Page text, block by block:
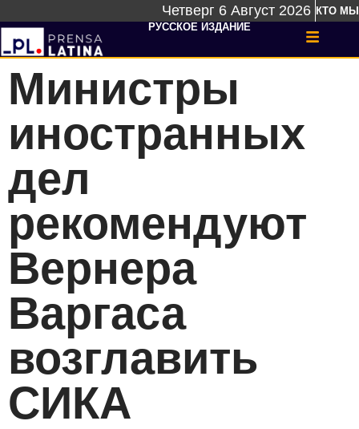
Четверг 6 Август 2026 КТО МЫ
РУССКОЕ ИЗДАНИЕ
Министры
иностранных
дел
рекомендуют
Вернера
Варгаса
возглавить
СИКА